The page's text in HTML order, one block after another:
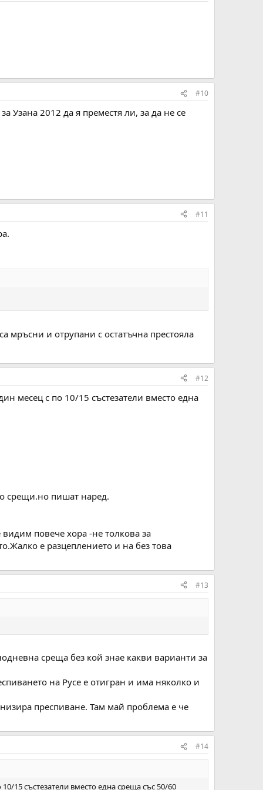
#10
Узана 2012 да я преместя ли, за да не се
#11
мръсни и отрупани с остатъчна престояла
#12
месец с по 10/15 състезатели вместо една
срещи.но пишат наред.
повече хора -не толкова за
е разцеплението и на без това
#13
среща без кой знае какви варианти за
на Русе е отигран и има няколко и
преспиване. Там май проблема е че
#14
15 състезатели вместо една среща със 50/60